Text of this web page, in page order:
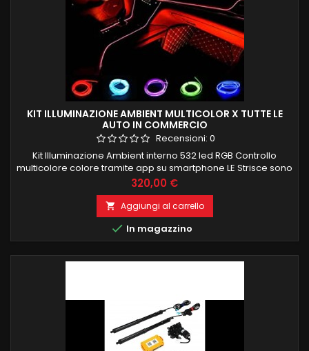
KIT ILLUMINAZIONE AMBIENT MULTICOLOR X TUTTE LE
AUTO IN COMMERCIO
Recensioni: 0
Kit Illuminazione Ambient interno 532 led RGB Controllo
multicolore colore tramite app su smartphone LE Strisce sono
composte de 100 led interni per una corretta ed uniforme
illuminazione e si possono anche tagliare a misura Kit è
composto da: 4 strisce porte 4 maniglie 4 portaoggetti porte
4 tappetini piedi 1 cruscotto frontale 4 PEZZI 75CM 1 PEZZO...
Prezzo
320,00 €
 Aggiungi al carrello
 In magazzino